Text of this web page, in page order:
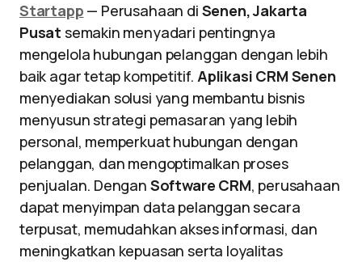
Startapp — Perusahaan di Senen, Jakarta
Pusat semakin menyadari pentingnya
mengelola hubungan pelanggan dengan lebih
baik agar tetap kompetitif. Aplikasi CRM Senen
menyediakan solusi yang membantu bisnis
menyusun strategi pemasaran yang lebih
personal, memperkuat hubungan dengan
pelanggan, dan mengoptimalkan proses
penjualan. Dengan Software CRM, perusahaan
dapat menyimpan data pelanggan secara
terpusat, memudahkan akses informasi, dan
meningkatkan kepuasan serta loyalitas